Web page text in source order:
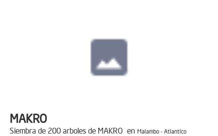
MAKRO
Siembra de 200 arboles de MAKRO en Malambo - Atlantico